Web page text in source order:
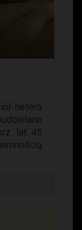
hetero
lat 45